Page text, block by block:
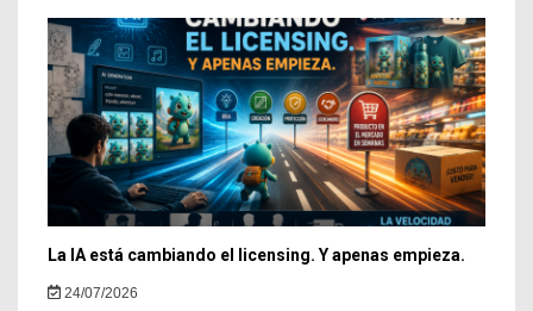
La IA está cambiando el licensing. Y apenas empieza.
24/07/2026